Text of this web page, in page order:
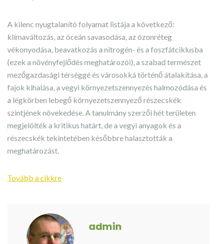
A kilenc nyugtalanító folyamat listája a következő:
klímaváltozás, az óceán savasodása, az ózonréteg
vékonyodása, beavatkozás a nitrogén- és a foszfátciklusba
(ezek a növényfejlődés meghatározói), a szabad természet
mezőgazdasági térséggé és városokká történő átalakítása, a
fajok kihalása, a vegyi környezetszennyezés halmozódása és
a légkörben lebegő környezetszennyező részecskék
szintjének növekedése. A tanulmány szerzői hét területen
megjelölték a kritikus határt, de a vegyi anyagok és a
részecskék tekintetében későbbre halasztották a
meghatározást.
Tovább a cikkre
admin